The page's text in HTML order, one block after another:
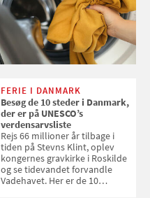
FERIE I DANMARK
Besøg de 10 steder i Danmark,
der er på UNESCO’s
verdensarvsliste
Rejs 66 millioner år tilbage i
tiden på Stevns Klint, oplev
kongernes gravkirke i Roskilde
og se tidevandet forvandle
Vadehavet. Her er de 10